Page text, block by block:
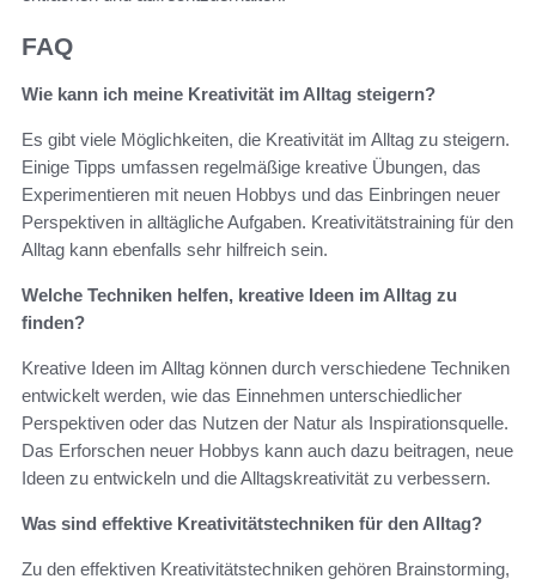
FAQ
Wie kann ich meine Kreativität im Alltag steigern?
Es gibt viele Möglichkeiten, die Kreativität im Alltag zu steigern.
Einige Tipps umfassen regelmäßige kreative Übungen, das
Experimentieren mit neuen Hobbys und das Einbringen neuer
Perspektiven in alltägliche Aufgaben. Kreativitätstraining für den
Alltag kann ebenfalls sehr hilfreich sein.
Welche Techniken helfen, kreative Ideen im Alltag zu
finden?
Kreative Ideen im Alltag können durch verschiedene Techniken
entwickelt werden, wie das Einnehmen unterschiedlicher
Perspektiven oder das Nutzen der Natur als Inspirationsquelle.
Das Erforschen neuer Hobbys kann auch dazu beitragen, neue
Ideen zu entwickeln und die Alltagskreativität zu verbessern.
Was sind effektive Kreativitätstechniken für den Alltag?
Zu den effektiven Kreativitätstechniken gehören Brainstorming,